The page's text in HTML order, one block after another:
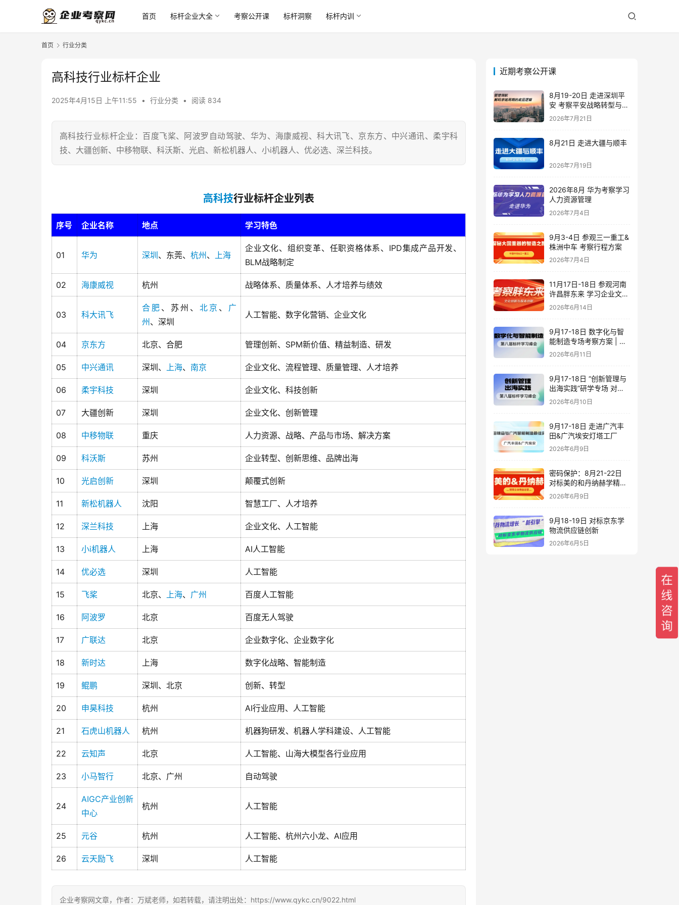
首页 标杆企业大全 考察公开课 标杆洞察 标杆内训
首页 行业分类
高科技行业标杆企业
2025年4月15日 上午11:55 • 行业分类 • 阅读 834
高科技行业标杆企业：百度飞桨、阿波罗自动驾驶、华为、海康威视、科大讯飞、京东方、中兴通讯、柔宇科
技、大疆创新、中移物联、科沃斯、光启、新松机器人、小i机器人、优必选、深兰科技。
高科技行业标杆企业列表
序号 企业名称 地点 学习特色
01 华为 深圳 、东莞、 杭州 、 上海
企业文化、组织变革、任职资格体系、IPD集成产品开发、
BLM战略制定
02 海康威视 杭州 战略体系、质量体系、人才培养与绩效
03 科大讯飞
合肥 、苏州、 北京 、 广
州 、深圳
人工智能、数字化营销、企业文化
04 京东方 北京、合肥 管理创新、SPM新价值、精益制造、研发
05 中兴通讯 深圳、 上海、 南京 企业文化、流程管理、质量管理、人才培养
06 柔宇科技 深圳 企业文化、科技创新
07 大疆创新 深圳 企业文化、创新管理
08 中移物联 重庆 人力资源、战略、产品与市场、解决方案
09 科沃斯 苏州 企业转型、创新思维、品牌出海
10 光启创新 深圳 颠覆式创新
11 新松机器人 沈阳 智慧工厂、人才培养
12 深兰科技 上海 企业文化、人工智能
13 小i机器人 上海 AI人工智能
14 优必选 深圳 人工智能
15 飞桨 北京、 上海、 广州 百度人工智能
16 阿波罗 北京 百度无人驾驶
17 广联达 北京 企业数字化、企业数字化
18 新时达 上海 数字化战略、智能制造
19 鲲鹏 深圳、北京 创新、转型
20 申昊科技 杭州 AI行业应用、人工智能
21 石虎山机器人 杭州 机器狗研发、机器人学科建设、人工智能
22 云知声 北京 人工智能、山海大模型各行业应用
23 小马智行 北京、广州 自动驾驶
24
AIGC产业创新
中心
杭州 人工智能
25 元谷 杭州 人工智能、杭州六小龙、AI应用
26 云天励飞 深圳 人工智能
企业考察网文章，作者：万斌老师，如若转载，请注明出处：https://www.qykc.cn/9022.html
近期考察公开课
8月19-20日 走进深圳平
安 考察平安战略转型与管
理实践
2026年7月21日
8月21日 走进大疆与顺丰
2026年7月19日
2026年8月 华为考察学习
人力资源管理
2026年7月4日
9月3-4日 参观三一重工&
株洲中车 考察行程方案
2026年7月4日
11月17日-18日 参观河南
许昌胖东来 学习企业文化
创新与服务创新
2026年6月14日
9月17-18日 数字化与智
能制造专场考察方案 | 对
标潍柴·豪迈·海尔·歌尔_标
2026年6月11日
9月17-18日 “创新管理与
出海实践”研学专场 对标
潍柴&豪迈&海尔&歌尔
2026年6月10日
9月17-18日 走进广汽丰
田&广汽埃安灯塔工厂
2026年6月9日
密码保护：8月21-22日
对标美的和丹纳赫学精益
运营
2026年6月9日
9月18-19日 对标京东学
物流供应链创新
2026年6月5日